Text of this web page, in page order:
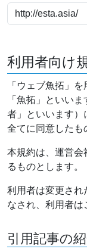
利用者向け
「ウェブ魚拓」
「魚拓」といい
者」といいます）
全てに同意したも
本規約は、運営会
るものとします。
利用者は変更され
なされ、利用者は
引用記事の